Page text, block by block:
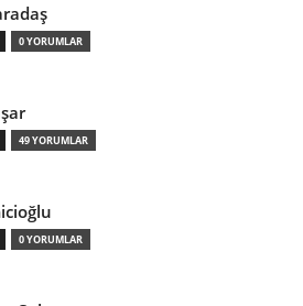
0 YORUMLAR
49 YORUMLAR
0 YORUMLAR